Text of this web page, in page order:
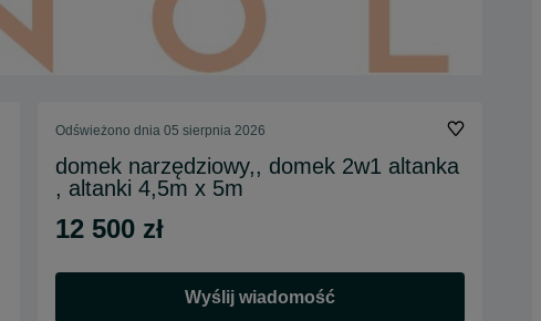
Odświeżono dnia 05 sierpnia 2026
domek narzędziowy,, domek 2w1 altanka
, altanki 4,5m x 5m
12 500 zł
Wyślij wiadomość